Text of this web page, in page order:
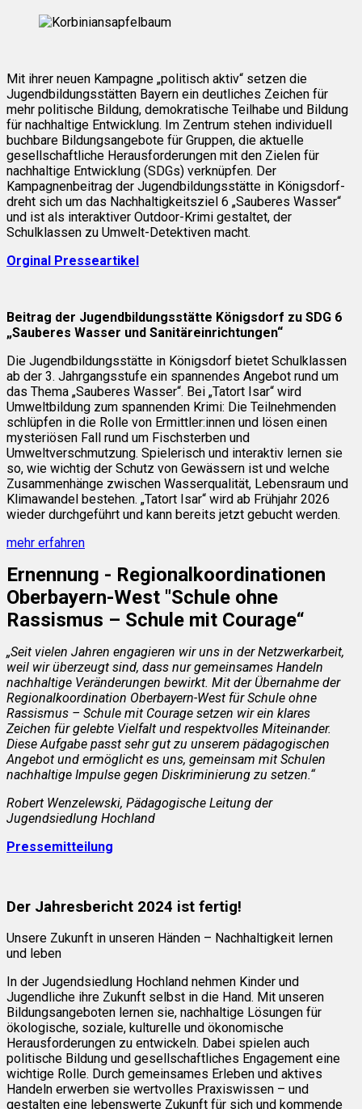
Mit ihrer neuen Kampagne „politisch aktiv“ setzen die
Jugendbildungsstätten Bayern ein deutliches Zeichen für
mehr politische Bildung, demokratische Teilhabe und Bildung
für nachhaltige Entwicklung. Im Zentrum stehen individuell
buchbare Bildungsangebote für Gruppen, die aktuelle
gesellschaftliche Herausforderungen mit den Zielen für
nachhaltige Entwicklung (SDGs) verknüpfen. Der
Kampagnenbeitrag der Jugendbildungsstätte in Königsdorf-
dreht sich um das Nachhaltigkeitsziel 6 „Sauberes Wasser“
und ist als interaktiver Outdoor-Krimi gestaltet, der
Schulklassen zu Umwelt-Detektiven macht.
Orginal Presseartikel
Beitrag der Jugendbildungsstätte Königsdorf zu SDG 6
„Sauberes Wasser und Sanitäreinrichtungen“
Die Jugendbildungsstätte in Königsdorf bietet Schulklassen
ab der 3. Jahrgangsstufe ein spannendes Angebot rund um
das Thema „Sauberes Wasser“. Bei „Tatort Isar“ wird
Umweltbildung zum spannenden Krimi: Die Teilnehmenden
schlüpfen in die Rolle von Ermittler:innen und lösen einen
mysteriösen Fall rund um Fischsterben und
Umweltverschmutzung. Spielerisch und interaktiv lernen sie
so, wie wichtig der Schutz von Gewässern ist und welche
Zusammenhänge zwischen Wasserqualität, Lebensraum und
Klimawandel bestehen. „Tatort Isar“ wird ab Frühjahr 2026
wieder durchgeführt und kann bereits jetzt gebucht werden.
mehr erfahren
Ernennung - Regionalkoordinationen
Oberbayern-West "Schule ohne
Rassismus – Schule mit Courage“
„Seit vielen Jahren engagieren wir uns in der Netzwerkarbeit,
weil wir überzeugt sind, dass nur gemeinsames Handeln
nachhaltige Veränderungen bewirkt. Mit der Übernahme der
Regionalkoordination Oberbayern-West für Schule ohne
Rassismus – Schule mit Courage setzen wir ein klares
Zeichen für gelebte Vielfalt und respektvolles Miteinander.
Diese Aufgabe passt sehr gut zu unserem pädagogischen
Angebot und ermöglicht es uns, gemeinsam mit Schulen
nachhaltige Impulse gegen Diskriminierung zu setzen.“
Robert Wenzelewski, Pädagogische Leitung der
Jugendsiedlung Hochland
Pressemitteilung
Der Jahresbericht 2024 ist fertig!
Unsere Zukunft in unseren Händen – Nachhaltigkeit lernen
und leben
In der Jugendsiedlung Hochland nehmen Kinder und
Jugendliche ihre Zukunft selbst in die Hand. Mit unseren
Bildungsangeboten lernen sie, nachhaltige Lösungen für
ökologische, soziale, kulturelle und ökonomische
Herausforderungen zu entwickeln. Dabei spielen auch
politische Bildung und gesellschaftliches Engagement eine
wichtige Rolle. Durch gemeinsames Erleben und aktives
Handeln erwerben sie wertvolles Praxiswissen – und
gestalten eine lebenswerte Zukunft für sich und kommende